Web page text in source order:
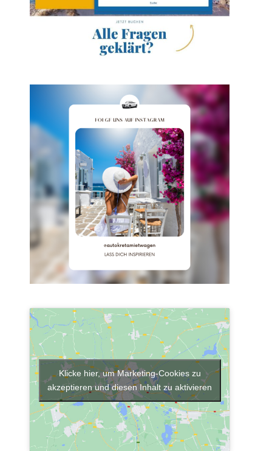
Klicke hier, um Marketing-Cookies zu
akzeptieren und diesen Inhalt zu aktivieren